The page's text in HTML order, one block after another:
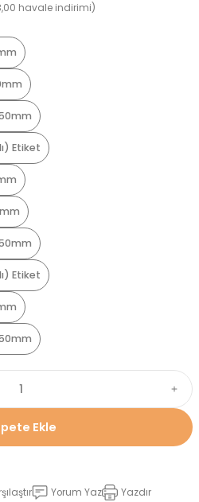
havale indirimi)
Etiket
Etiket
Ekle
Yorum Yaz Yazdır